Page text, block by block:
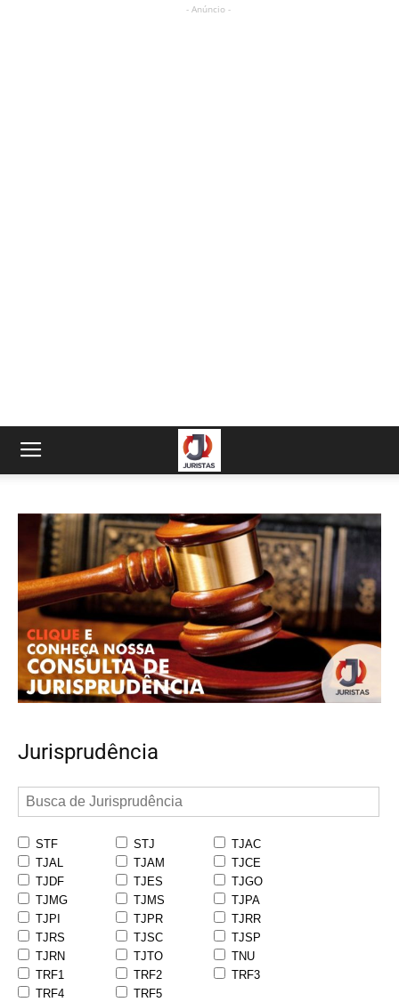
- Anúncio -
Jurisprudência
STF STJ
TJAC
TJAL
TJAM
TJCE
TJDF
TJES
TJGO
TJMG
TJMS
TJPA
TJPI
TJPR
TJRR
TJRS
TJSC
TJSP
TJRN
TJTO
TNU
TRF1
TRF2
TRF3
TRF4
TRF5